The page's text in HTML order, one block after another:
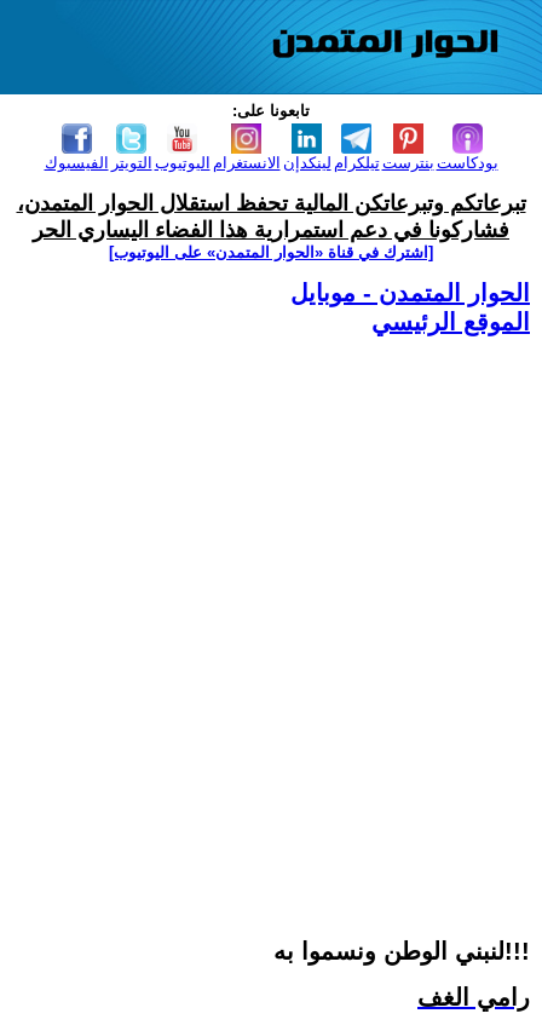
تابعونا على:
الفيسبوك التويتر اليوتيوب الانستغرام لينكدإن تيلكرامبنترست بودكاست
تبرعاتكم وتبرعاتكن المالية تحفظ استقلال الحوار المتمدن،
فشاركونا في دعم استمرارية هذا الفضاء اليساري الحر
[اشترك في قناة ‫«الحوار المتمدن» على اليوتيوب]
الحوار المتمدن - موبايل
الموقع الرئيسي
لنبني الوطن ونسموا به!!!
رامي الغف